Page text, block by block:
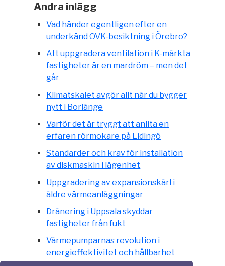
Andra inlägg
Vad händer egentligen efter en
underkänd OVK-besiktning i Örebro?
Att uppgradera ventilation i K-märkta
fastigheter är en mardröm – men det
går
Klimatskalet avgör allt när du bygger
nytt i Borlänge
Varför det är tryggt att anlita en
erfaren rörmokare på Lidingö
Standarder och krav för installation
av diskmaskin i lägenhet
Uppgradering av expansionskärl i
äldre värmeanläggningar
Dränering i Uppsala skyddar
fastigheter från fukt
Värmepumparnas revolution i
energieffektivitet och hållbarhet